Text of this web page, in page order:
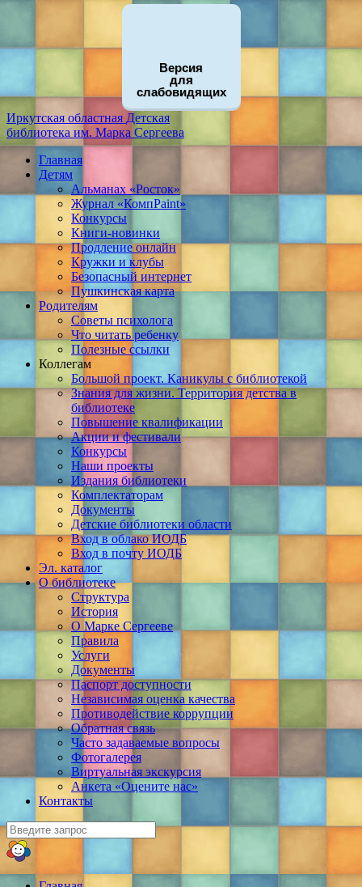
Версия
для
слабовидящих
Иркутская областная Детская
библиотека им. Марка Сергеева
Главная
Детям
Альманах «Росток»
Журнал «КомпPaint»
Конкурсы
Книги-новинки
Продление онлайн
Кружки и клубы
Безопасный интернет
Пушкинская карта
Родителям
Советы психолога
Что читать ребенку
Полезные ссылки
Коллегам
Большой проект. Каникулы с библиотекой
Знания для жизни. Территория детства в
библиотеке
Повышение квалификации
Акции и фестивали
Конкурсы
Наши проекты
Издания библиотеки
Комплектаторам
Документы
Детские библиотеки области
Вход в облако ИОДБ
Вход в почту ИОДБ
Эл. каталог
О библиотеке
Структура
История
О Марке Сергееве
Правила
Услуги
Документы
Паспорт доступности
Независимая оценка качества
Противодействие коррупции
Обратная связь
Часто задаваемые вопросы
Фотогалерея
Виртуальная экскурсия
Анкета «Оцените нас»
Контакты